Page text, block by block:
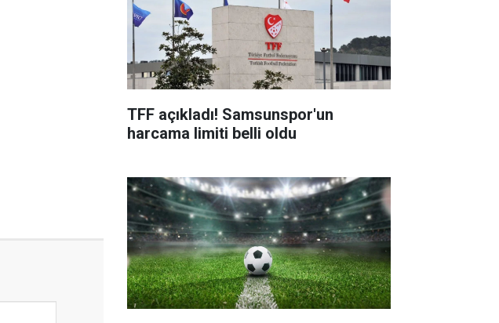
TFF açıkladı! Samsunspor'un
harcama limiti belli oldu